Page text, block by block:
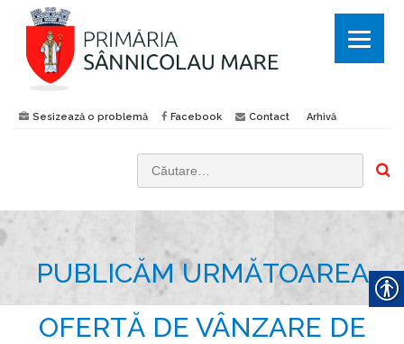
Sesizează o problemă Facebook Contact Arhivă
PUBLICĂM URMĂTOAREA
OFERTĂ DE VÂNZARE DE